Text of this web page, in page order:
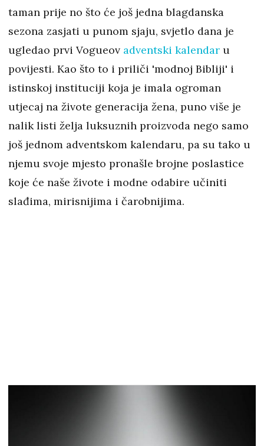
taman prije no što će još jedna blagdanska
sezona zasjati u punom sjaju, svjetlo dana je
ugledao prvi Vogueov adventski kalendar u
povijesti. Kao što to i priliči 'modnoj Bibliji' i
istinskoj instituciji koja je imala ogroman
utjecaj na živote generacija žena, puno više je
nalik listi želja luksuznih proizvoda nego samo
još jednom adventskom kalendaru, pa su tako u
njemu svoje mjesto pronašle brojne poslastice
koje će naše živote i modne odabire učiniti
slađima, mirisnijima i čarobnijima.